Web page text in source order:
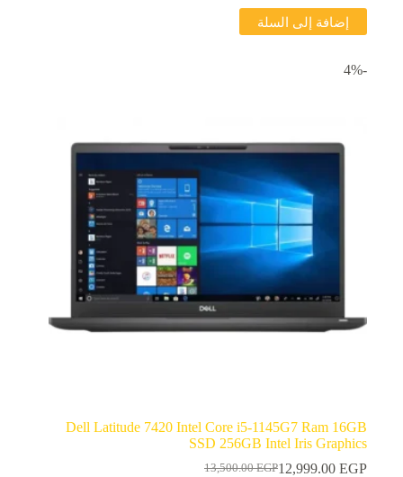
إضافة إلى السلة
-4%
Dell Latitude 7420 Intel Core i5-1145G7 Ram 16GB
SSD 256GB Intel Iris Graphics
13,500.00EGP12,999.00 EGP